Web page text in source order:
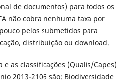
de documentos) para todos os
não cobra nenhuma taxa por
pelos submetidos para
distribuição ou download.
e as classificações (Qualis/Capes)
2013-2106 são: Biodiversidade